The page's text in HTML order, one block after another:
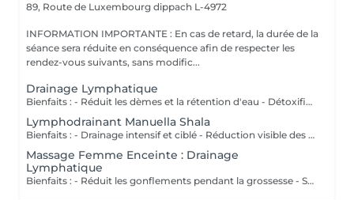
89, Route de Luxembourg dippach L-4972
INFORMATION IMPORTANTE : En cas de retard, la durée de la
séance sera réduite en conséquence afin de respecter les
rendez-vous suivants, sans modific...
Drainage Lymphatique
Bienfaits : - Réduit les dèmes et la rétention d'eau - Détoxifie l'organisme - Améliore la circulation lymphatique - Soulage la sensation de jambes lourdes - Favorise la récupération postopératoire
Lymphodrainant Manuella Shala
Bienfaits : - Drainage intensif et ciblé - Réduction visible des gonflements - Amélioration du contour corporel - Sensation immédiate de légèreté
Massage Femme Enceinte : Drainage
Lymphatique
Bienfaits : - Réduit les gonflements pendant la grossesse - Soulage les jambes lourdes - Améliore la circulation - Procure confort et légèreté